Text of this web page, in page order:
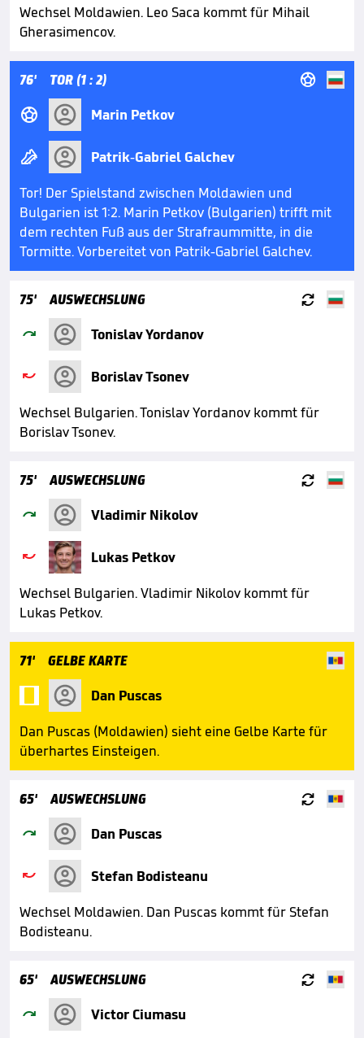
Wechsel Moldawien. Leo Saca kommt für Mihail
Gherasimencov.
76' TOR (1 : 2) 
 Marin Petkov

Patrik-Gabriel Galchev
Tor! Der Spielstand zwischen Moldawien und
Bulgarien ist 1:2. Marin Petkov (Bulgarien) trifft mit
dem rechten Fuß aus der Strafraummitte, in die
Tormitte. Vorbereitet von Patrik-Gabriel Galchev.
75' AUSWECHSLUNG 
 Tonislav Yordanov

Borislav Tsonev
Wechsel Bulgarien. Tonislav Yordanov kommt für
Borislav Tsonev.
75' AUSWECHSLUNG 
 Vladimir Nikolov

Lukas Petkov
Wechsel Bulgarien. Vladimir Nikolov kommt für
Lukas Petkov.
71' GELBE KARTE
Dan Puscas
Dan Puscas (Moldawien) sieht eine Gelbe Karte für
überhartes Einsteigen.
65' AUSWECHSLUNG 
 Dan Puscas

Stefan Bodisteanu
Wechsel Moldawien. Dan Puscas kommt für Stefan
Bodisteanu.
65' AUSWECHSLUNG 
 Victor Ciumasu